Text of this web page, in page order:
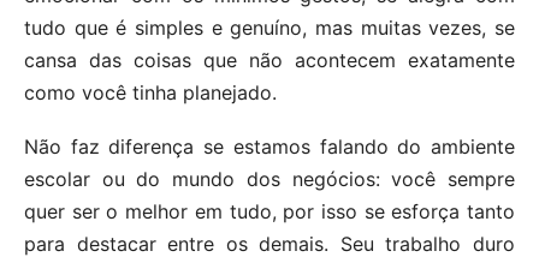
tudo que é simples e genuíno, mas muitas vezes, se
cansa das coisas que não acontecem exatamente
como você tinha planejado.
Não faz diferença se estamos falando do ambiente
escolar ou do mundo dos negócios: você sempre
quer ser o melhor em tudo, por isso se esforça tanto
para destacar entre os demais. Seu trabalho duro